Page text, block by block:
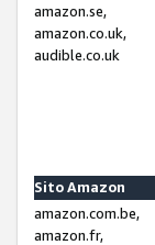
amazon.se,
amazon.co.uk,
audible.co.uk
Sito Amazon
amazon.com.be,
amazon.fr,